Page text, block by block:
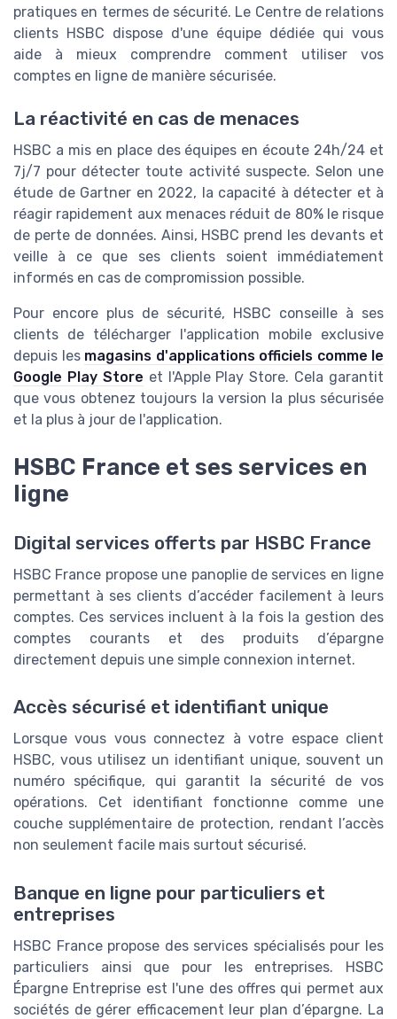
pratiques en termes de sécurité. Le Centre de relations
clients HSBC dispose d'une équipe dédiée qui vous
aide à mieux comprendre comment utiliser vos
comptes en ligne de manière sécurisée.
La réactivité en cas de menaces
HSBC a mis en place des équipes en écoute 24h/24 et
7j/7 pour détecter toute activité suspecte. Selon une
étude de Gartner en 2022, la capacité à détecter et à
réagir rapidement aux menaces réduit de 80% le risque
de perte de données. Ainsi, HSBC prend les devants et
veille à ce que ses clients soient immédiatement
informés en cas de compromission possible.
Pour encore plus de sécurité, HSBC conseille à ses
clients de télécharger l'application mobile exclusive
depuis les magasins d'applications officiels comme le
Google Play Store et l'Apple Play Store. Cela garantit
que vous obtenez toujours la version la plus sécurisée
et la plus à jour de l'application.
HSBC France et ses services en
ligne
Digital services offerts par HSBC France
HSBC France propose une panoplie de services en ligne
permettant à ses clients d’accéder facilement à leurs
comptes. Ces services incluent à la fois la gestion des
comptes courants et des produits d’épargne
directement depuis une simple connexion internet.
Accès sécurisé et identifiant unique
Lorsque vous vous connectez à votre espace client
HSBC, vous utilisez un identifiant unique, souvent un
numéro spécifique, qui garantit la sécurité de vos
opérations. Cet identifiant fonctionne comme une
couche supplémentaire de protection, rendant l’accès
non seulement facile mais surtout sécurisé.
Banque en ligne pour particuliers et
entreprises
HSBC France propose des services spécialisés pour les
particuliers ainsi que pour les entreprises. HSBC
Épargne Entreprise est l'une des offres qui permet aux
sociétés de gérer efficacement leur plan d’épargne. La